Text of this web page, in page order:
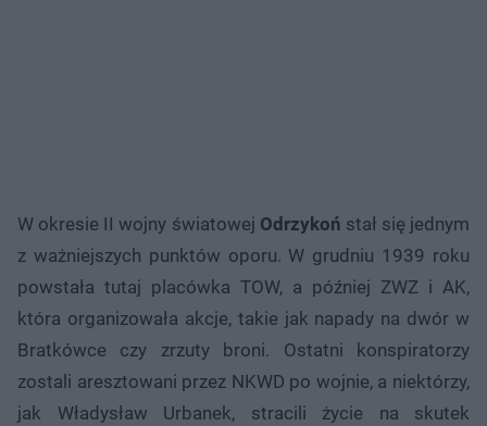
W okresie II wojny światowej Odrzykoń stał się jednym
z ważniejszych punktów oporu. W grudniu 1939 roku
powstała tutaj placówka TOW, a później ZWZ i AK,
która organizowała akcje, takie jak napady na dwór w
Bratkówce czy zrzuty broni. Ostatni konspiratorzy
zostali aresztowani przez NKWD po wojnie, a niektórzy,
jak Władysław Urbanek, stracili życie na skutek